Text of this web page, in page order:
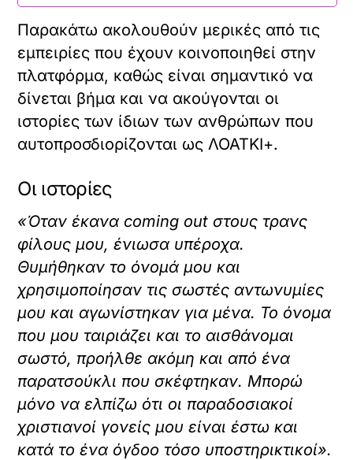
Παρακάτω ακολουθούν μερικές από τις
εμπειρίες που έχουν κοινοποιηθεί στην
πλατφόρμα, καθώς είναι σημαντικό να
δίνεται βήμα και να ακούγονται οι
ιστορίες των ίδιων των ανθρώπων που
αυτοπροσδιορίζονται ως ΛΟΑΤΚΙ+.
Οι ιστορίες
«Όταν έκανα coming out στους τρανς
φίλους μου, ένιωσα υπέροχα.
Θυμήθηκαν το όνομά μου και
χρησιμοποίησαν τις σωστές αντωνυμίες
μου και αγωνίστηκαν για μένα. Το όνομα
που μου ταιριάζει και το αισθάνομαι
σωστό, προήλθε ακόμη και από ένα
παρατσούκλι που σκέφτηκαν. Μπορώ
μόνο να ελπίζω ότι οι παραδοσιακοί
χριστιανοί γονείς μου είναι έστω και
κατά το ένα όγδοο τόσο υποστηρικτικοί».